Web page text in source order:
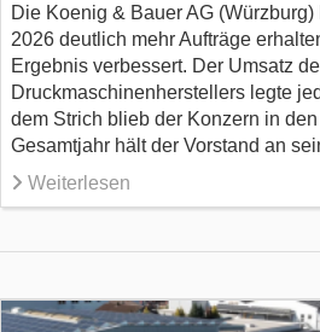
Die Koenig & Bauer AG
2026 deutlich mehr Aufträge
Ergebnis verbessert. Der Umsatz
Druckmaschinenherstellers legte
dem Strich blieb der Konzern in
Gesamtjahr hält der Vorstand an
Weiterlesen